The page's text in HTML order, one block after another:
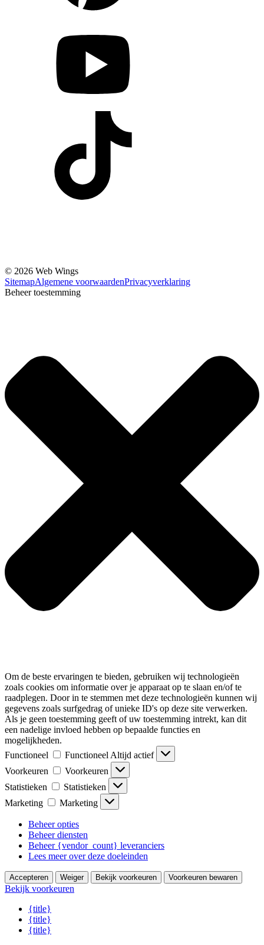
© 2026 Web Wings
SitemapAlgemene voorwaardenPrivacyverklaring
Beheer toestemming
Om de beste ervaringen te bieden, gebruiken wij technologieën
zoals cookies om informatie over je apparaat op te slaan en/of te
raadplegen. Door in te stemmen met deze technologieën kunnen wij
gegevens zoals surfgedrag of unieke ID's op deze site verwerken.
Als je geen toestemming geeft of uw toestemming intrekt, kan dit
een nadelige invloed hebben op bepaalde functies en
mogelijkheden.
Functioneel
Functioneel Altijd actief
Voorkeuren
Voorkeuren
Statistieken
Statistieken
Marketing
Marketing
Beheer opties
Beheer diensten
Beheer {vendor_count} leveranciers
Lees meer over deze doeleinden
Accepteren Weiger Bekijk voorkeuren Voorkeuren bewaren
Bekijk voorkeuren
{title}
{title}
{title}